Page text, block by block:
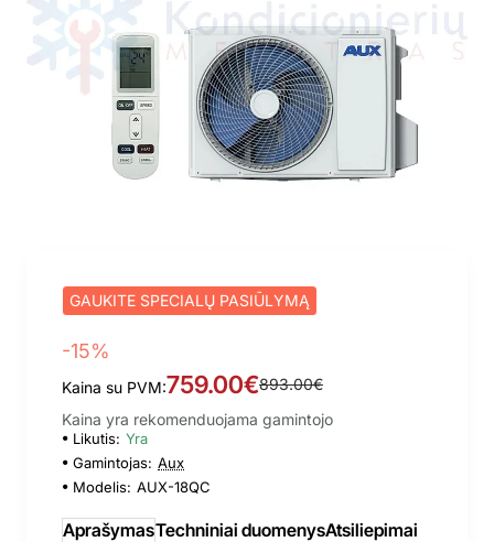
GAUKITE SPECIALŲ PASIŪLYMĄ
-15%
Kaina su PVM:759.00€893.00€
Kaina yra rekomenduojama gamintojo
Likutis: Yra
Gamintojas: Aux
Modelis: AUX-18QC
AprašymasTechniniai duomenysAtsiliepimai